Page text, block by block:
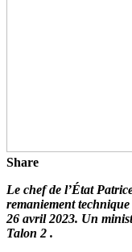
Share
Le chef de l’État
remaniement
26 avril 2023. Un
Talon 2 .